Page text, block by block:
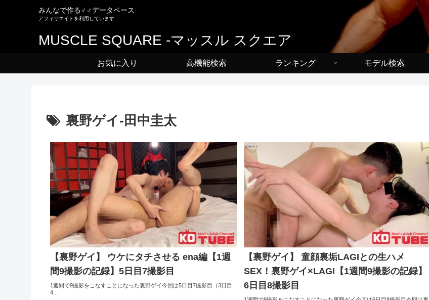
みんなで作る♂♂データベース
MUSCLE SQUARE -マッスル スクエア
お気に入り 高機能検索 ランキング モデル検索
裏野ゲイ-田中圭太
【裏野ゲイ】 ウケにタチさせる ena編【1週
間9撮影の記録】5日目7撮影目
1週間で9撮影をこなすことになった裏野ゲイ今回は5日目7撮影目（3日目
4...
【裏野ゲイ】 童顔裏垢LAGIとの生ハメ
SEX！裏野ゲイ×LAGI【1週間9撮影の記録】
6日目8撮影目